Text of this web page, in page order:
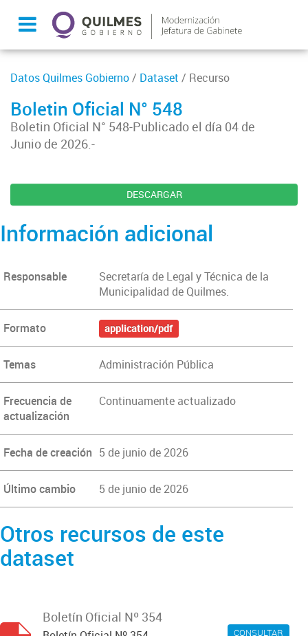
Datos Quilmes Gobierno/ Dataset / Recurso
Boletin Oficial N° 548
Boletin Oficial N° 548-Publicado el día 04 de
Junio de 2026.-
DESCARGAR
Información adicional
Responsable
Secretaría de Legal y Técnica de la
Municipalidad de Quilmes.
Formato application/pdf
Temas Administración Pública
Frecuencia de
actualización
Continuamente actualizado
Fecha de creación 5 de junio de 2026
Último cambio 5 de junio de 2026
Otros recursos de este
dataset
CONSULTAR
Boletín Oficial Nº 354